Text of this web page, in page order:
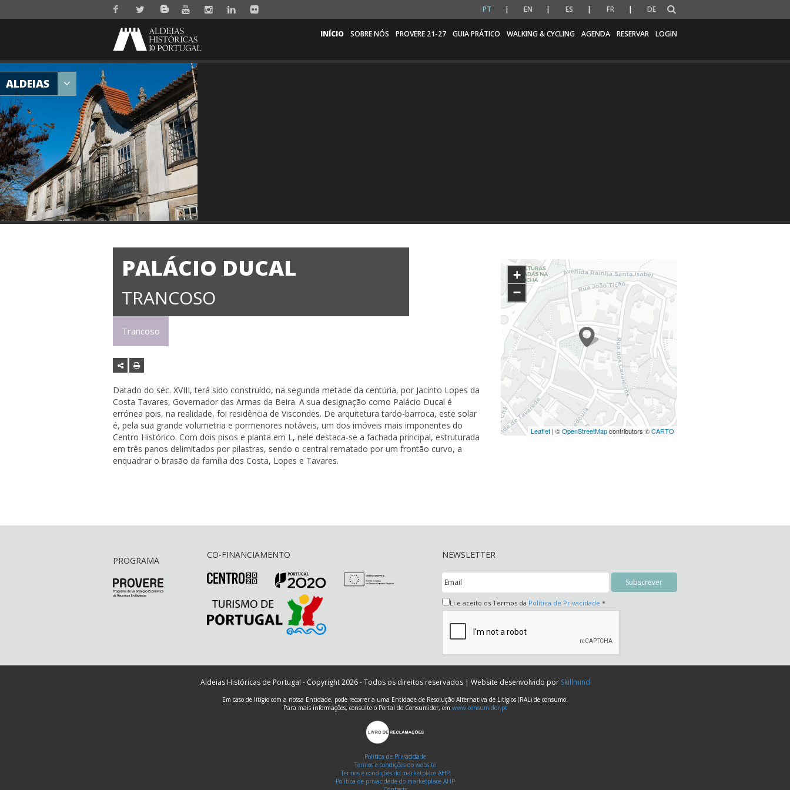
PT EN ES FR DE
INÍCIO SOBRE NÓS PROVERE 21-27 GUIA PRÁTICO WALKING & CYCLING AGENDA RESERVAR LOGIN
ALDEIAS
PALÁCIO DUCAL
TRANCOSO
Trancoso
Datado do séc. XVIII, terá sido construído, na segunda metade da centúria, por Jacinto Lopes da
Costa Tavares, Governador das Armas da Beira. A sua designação como Palácio Ducal é
errónea pois, na realidade, foi residência de Viscondes. De arquitetura tardo-barroca, este solar
é, pela sua grande volumetria e pormenores notáveis, um dos imóveis mais imponentes do
Centro Histórico. Com dois pisos e planta em L, nele destaca-se a fachada principal, estruturada
em três panos delimitados por pilastras, sendo o central rematado por um frontão curvo, a
enquadrar o brasão da família dos Costa, Lopes e Tavares.
+
−
Leaflet | ©OpenStreetMapcontributors ©CARTO
PROGRAMA
CO-FINANCIAMENTO NEWSLETTER
Li e aceito os Termos da Política de Privacidade *
Aldeias Históricas de Portugal - Copyright 2026 - Todos os direitos reservados | Website desenvolvido por Skillmind
Em caso de litígio com a nossa Entidade, pode recorrer a uma Entidade de Resolução Alternativa de Litígios (RAL) de consumo.
Para mais informações, consulte o Portal do Consumidor, em www.consumidor.pt
Política de Privacidade
Termos e condições do website
Termos e condições do marketplace AHP
Política de privacidade do marketplace AHP